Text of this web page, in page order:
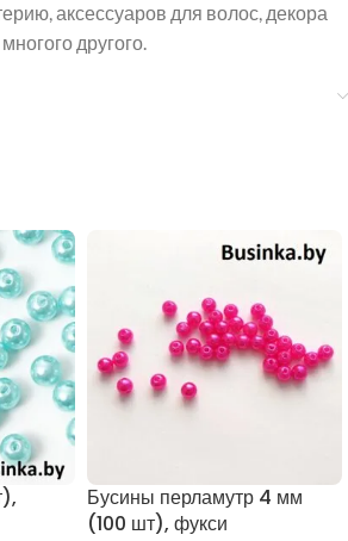
аксессуаров для волос, декора
другого.
Бусины перламутр 4 мм
(100 шт), фукси